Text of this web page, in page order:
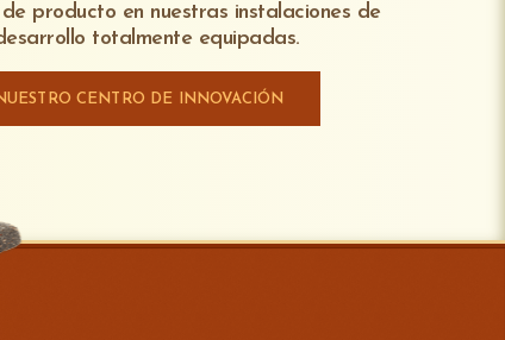
facilitar la limpieza de líneas de
el lugar
de la cámara principal de mezclado
durante el proceso permite a los
producto en nuestras instalaciones de
totalmente equipadas.
CENTRO DE INNOVACIÓN